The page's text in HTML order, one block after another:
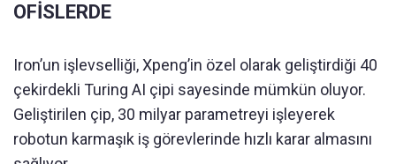
OFİSLERDE
Iron’un işlevselliği, Xpeng’in özel olarak geliştirdiği 40
çekirdekli Turing AI çipi sayesinde mümkün oluyor.
Geliştirilen çip, 30 milyar parametreyi işleyerek
robotun karmaşık iş görevlerinde hızlı karar almasını